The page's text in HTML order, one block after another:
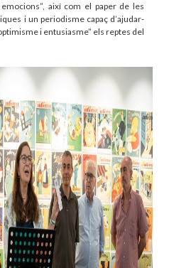
així com el paper de les
i un periodisme capaç d’ajudar-
i entusiasme” els reptes del